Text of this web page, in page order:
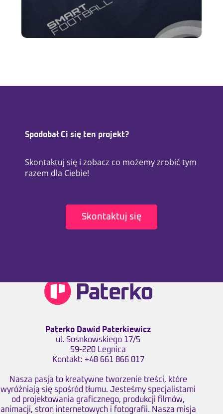
Spodobał Ci się ten projekt?
Skontaktuj się i zobacz co możemy zrobić tym
razem dla Ciebie!
Skontaktuj się
Paterko Dawid Paterkiewicz
ul. Sosnkowskiego 17/5
59-220 Legnica
Kontakt: +48 661 866 017
Nasza pasja to kreatywne tworzenie treści, które
wyróżniają się spośród tłumu. Jesteśmy specjalistami
od projektowania graficznego, produkcji filmów,
animacji, stron internetowych i fotografii. Nasza misja